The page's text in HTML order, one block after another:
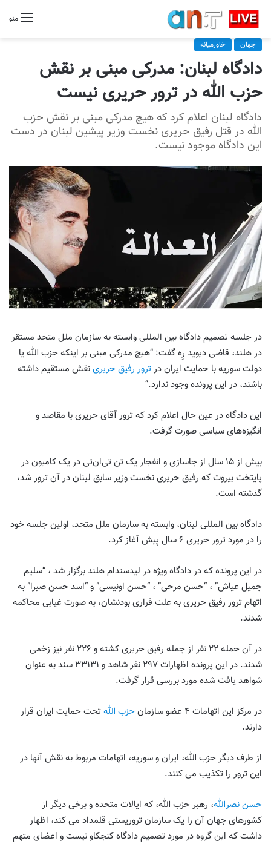
منو
جهان خاورمیانه
دادگاه لبنان: مدرکی مبنی بر نقش
حزب الله در ترور حریری نیست
دادگاه لبنان اعلام كرد كه هیچ مدرکی مبنی بر نقش حزب
الله در قتل رفیق حریری نخست وزیر پیشین لبنان در دست
این دادگاه موجود نیست.
در جلسه تصمیم دادگاه بین المللی وابسته به سازمان ملل متحد مستقر
در هلند، قاضی دیوید رِه گفت: “هیچ مدرکی مبنی بر اینکه حزب الله یا
دولت سوریه با حمایت ایران درترور رفیق حریرینقش مستقیم داشته
باشند، در این پرونده وجود ندارد.”
این دادگاه در عین حال اعلام کرد که ترور آقای حریری با مقاصد و
انگیزه‌های سیاسی صورت گرفت.
بیش از ۱۵ سال از جاسازی و انفجار یک تن تی‌ان‌تی در یک کامیون در
پایتخت بیروت که رفیق حریری نخست وزیر سابق لبنان در آن ترور شد،
گذشته است.
دادگاه بین المللی لبنان، وابسته به سازمان ملل متحد، اولین جلسه خود
را در مورد ترور حریری ۶ سال پیش آغاز کرد.
در این پرونده كه در دادگاه ویژه در لیدسندام هلند برگزار شد ، “سلیم
جمیل عیاش” ، “حسن مرحی” ، “حسن اونیسی” و “اسد حسن صبرا” به
اتهام ترور رفیق حریری به علت فراری بودنشان، به صورت غیابی محاکمه
شدند.
در آن حمله ۲۲ نفر از جمله رفیق حریری کشته و ۲۲۶ نفر نیز زخمی
شدند. در این پرونده اظهارات ۲۹۷ نفر شاهد و ۳۳۱۳۱ سند به عنوان
شواهد یافت شده مورد بررسی قرار گرفت.
در مرکز این اتهامات ۴ عضو سازمان حزب اللهتحت حمایت ایران قرار
دارند.
از طرف دیگر حزب الله، ایران و سوریه، اتهامات مربوط به نقش آنها در
این ترور را تکذیب می کنند.
حسن نصرالله، رهبر حزب الله، که ایالات متحده و برخی دیگر از
کشورهای جهان آن را یک سازمان تروریستی قلمداد می کند، اظهار
داشت که این گروه در مورد تصمیم دادگاه کنجکاو نیست و اعضای متهم